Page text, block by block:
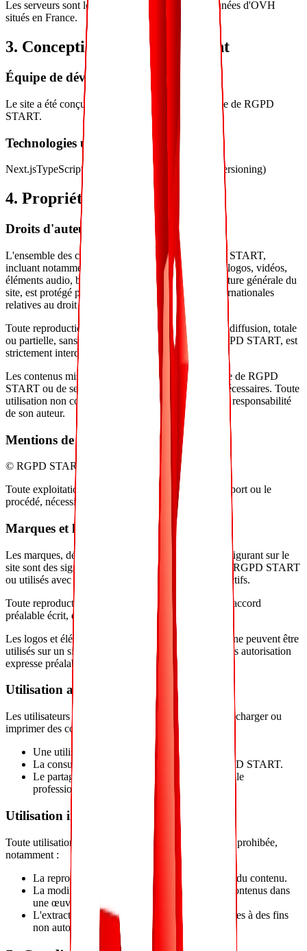
Les serveurs sont localisés dans les centres de données d'OVH
situés en France.
3. Conception et développement
Équipe de développement
Le site a été conçu et développé par l'équipe interne de RGPD
START.
Technologies utilisées
Next.jsTypeScript Node.js GitHub (versioning)
4. Propriété intellectuelle
Droits d'auteur
L'ensemble des contenus présents sur le site RGPD START,
incluant notamment les textes, images, graphismes, logos, vidéos,
éléments audio, bases de données, ainsi que la structure générale du
site, est protégé par les législations françaises et internationales
relatives au droit d'auteur.
Toute reproduction, représentation, modification ou diffusion, totale
ou partielle, sans autorisation écrite préalable de RGPD START, est
strictement interdite.
Les contenus mis en ligne sont la propriété exclusive de RGPD
START ou de ses partenaires disposant des droits nécessaires. Toute
utilisation non conforme est susceptible d'engager la responsabilité
de son auteur.
Mentions de copyright
© RGPD START – Tous droits réservés.
Toute exploitation du contenu, quel qu'en soit le support ou le
procédé, nécessite une autorisation préalable.
Marques et logos
Les marques, dénominations commerciales et logos figurant sur le
site sont des signes distinctifs protégés appartenant à RGPD START
ou utilisés avec l'autorisation de leurs titulaires respectifs.
Toute reproduction, utilisation ou modification, sans accord
préalable écrit, est strictement interdite.
Les logos et éléments identitaires de RGPD START ne peuvent être
utilisés sur un site tiers ou un support quelconque sans autorisation
expresse préalable.
Utilisation autorisée
Les utilisateurs sont autorisés à consulter le site, à télécharger ou
imprimer des contenus exclusivement pour :
Une utilisation strictement non commerciale.
La consultation des services proposés par RGPD START.
Le partage de contenus dans le cadre d'une veille
professionnelle, sous réserve de citer la source.
Utilisation interdite
Toute utilisation abusive ou détournée du contenu est prohibée,
notamment :
La reproduction ou diffusion totale ou partielle du contenu.
La modification, altération ou intégration des contenus dans
une œuvre tierce.
L'extraction ou réutilisation des bases de données à des fins
non autorisées.